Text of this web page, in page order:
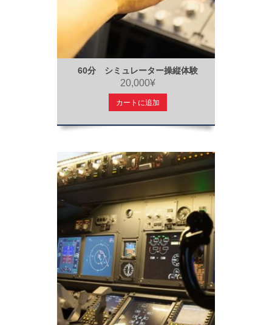
60分 シミュレーター操縦体験
20,000¥
カートに追加